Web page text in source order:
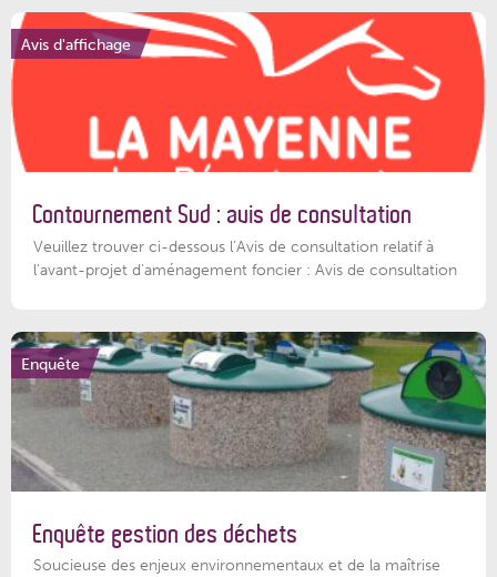
Avis d'affichage
Contournement Sud : avis de consultation
Veuillez trouver ci-dessous l’Avis de consultation relatif à
l'avant-projet d'aménagement foncier : Avis de consultation
Enquête
Enquête gestion des déchets
Soucieuse des enjeux environnementaux et de la maîtrise